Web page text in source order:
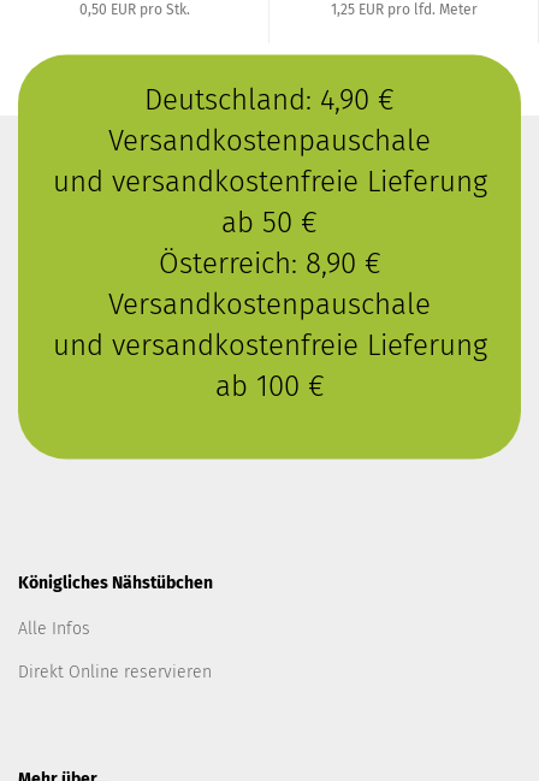
0,50 EUR pro Stk. 1,25 EUR pro lfd. Meter
Deutschland: 4,90 €
Versandkostenpauschale
und versandkostenfreie Lieferung
ab 50 €
Österreich: 8,90 €
Versandkostenpauschale
und versandkostenfreie Lieferung
ab 100 €
Königliches Nähstübchen
Alle Infos
Direkt Online reservieren